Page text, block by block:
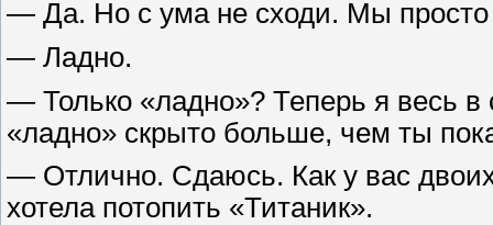
— Да. Но с ума не сходи. Мы просто
— Ладно.
— Только «ладно»? Теперь я весь
«ладно» скрыто больше, чем ты
— Отлично. Сдаюсь. Как у вас
хотела потопить «Титаник».